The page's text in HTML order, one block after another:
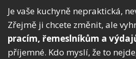
Je vaše kuchyně nepraktická,
Zřejmě ji chcete změnit, ale
pracím, řemeslníkům a
příjemné. Kdo myslí, že to